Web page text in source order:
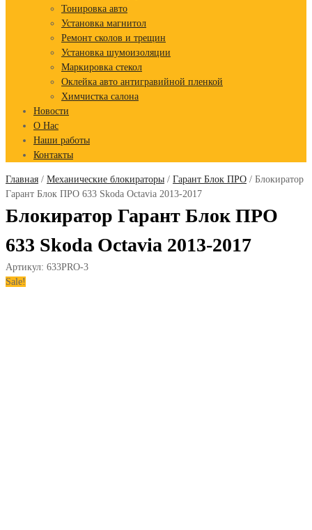
Тонировка авто
Установка магнитол
Ремонт сколов и трещин
Установка шумоизоляции
Маркировка стекол
Оклейка авто антигравийной пленкой
Химчистка салона
Новости
О Нас
Наши работы
Контакты
Главная / Механические блокираторы / Гарант Блок ПРО / Блокиратор
Гарант Блок ПРО 633 Skoda Octavia 2013-2017
Блокиратор Гарант Блок ПРО
633 Skoda Octavia 2013-2017
Артикул: 633PRO-3
Sale!